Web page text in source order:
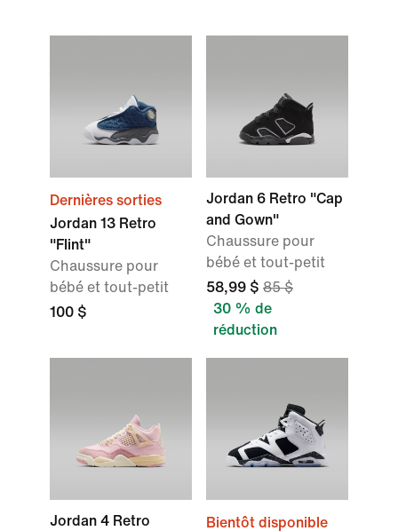
Dernières sorties
Jordan 13 Retro
"Flint"
Chaussure pour
bébé et tout-petit
100 $
Jordan 6 Retro "Cap
and Gown"
Chaussure pour
bébé et tout-petit
58,99 $ 85 $
30 % de
réduction
Jordan 4 Retro Bientôt disponible